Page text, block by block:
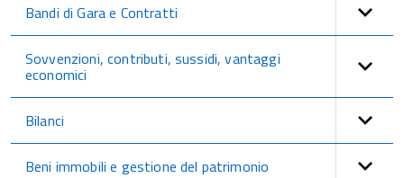
Bandi di Gara e Contratti
Sovvenzioni, contributi, sussidi, vantaggi
economici
Bilanci
Beni immobili e gestione del patrimonio